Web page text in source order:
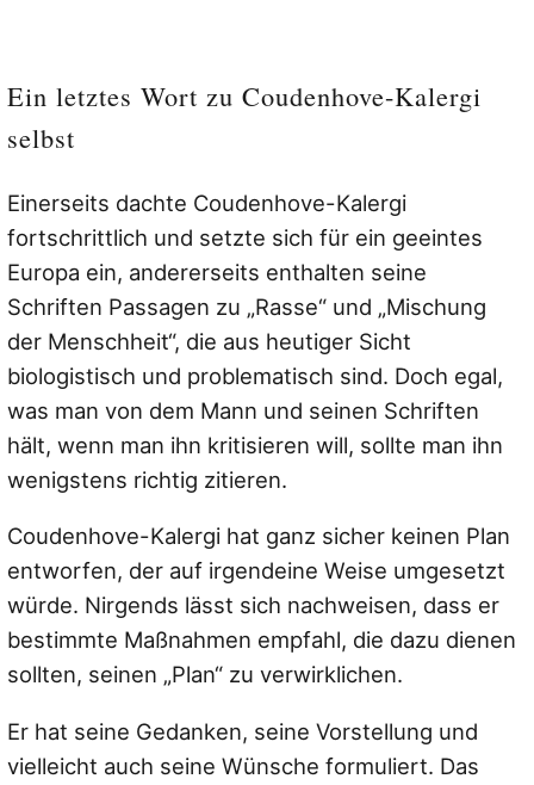
Ein letztes Wort zu Coudenhove-Kalergi
selbst
Einerseits dachte Coudenhove-Kalergi
fortschrittlich und setzte sich für ein geeintes
Europa ein, andererseits enthalten seine
Schriften Passagen zu „Rasse“ und „Mischung
der Menschheit“, die aus heutiger Sicht
biologistisch und problematisch sind. Doch egal,
was man von dem Mann und seinen Schriften
hält, wenn man ihn kritisieren will, sollte man ihn
wenigstens richtig zitieren.
Coudenhove-Kalergi hat ganz sicher keinen Plan
entworfen, der auf irgendeine Weise umgesetzt
würde. Nirgends lässt sich nachweisen, dass er
bestimmte Maßnahmen empfahl, die dazu dienen
sollten, seinen „Plan“ zu verwirklichen.
Er hat seine Gedanken, seine Vorstellung und
vielleicht auch seine Wünsche formuliert. Das